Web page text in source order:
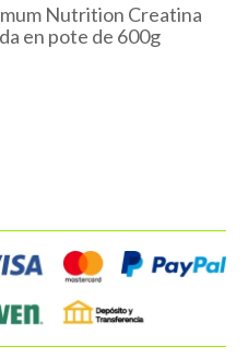
Nutrition Creatina
en pote de 600g